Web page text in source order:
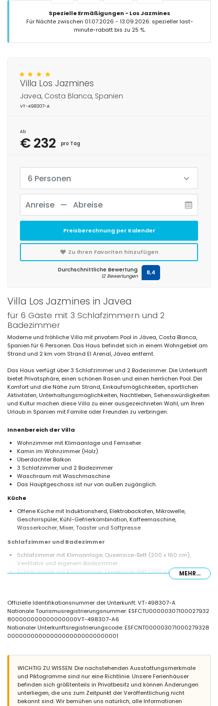
Spezielle Ermäßigungen - Los Jazmines
Für Nächte zwischen 01.07.2026 - 13.09.2026: spezieller last-
minute-rabatt bis zu 25 %.
Villa Los Jazmines in Javea
für 6 Gäste mit 3 Schlafzimmern und 2
Badezimmer
Moderne und fröhliche Villa mit privatem Pool in Jávea, Costa Blanca,
Spanien für 6 Personen. Das Haus befindet sich in einem Wohngebiet am
Strand und 2 km vom Strand El Arenal, Jávea entfernt.
Das Haus verfügt über 3 Schlafzimmer und 2 Badezimmer. Die Unterkunft
bietet Privatsphäre, einen schönen Rasen und einen herrlichen Pool. Der
Komfort und die Nähe zum Strand, Einkaufsmöglichkeiten, sportlichen
Aktivitäten, Unterhaltungsmöglichkeiten, Nachtleben, Sehenswürdigkeiten
und Kultur machen diese Villa zu einer ausgezeichneten Wahl, um Ihren
Urlaub in Spanien mit Familie oder Freunden zu verbringen.
Innenbereich der Villa
Wohnzimmer mit Klimaanlage und Fernseher
Kamin im Wohnzimmer (Holz)
Überdachter Balkon
3 Schlafzimmer und 2 Badezimmer
Waschraum mit Waschmaschine
Das Hauptgeschoss ist nur von außen zugänglich.
Küche
Offene Küche mit Induktionsherd, Elektrobackofen, Mikrowelle,
Geschirrspüler, Kühl-Gefrierkombination, Kaffeemaschine,
Wasserkocher, Mixer, Toaster und Saftpresse
Schlafzimmer und Badezimmer
Schlafzimmer mit Klimaanlage, Queensize-Bett (200 x 160 cm),
Ventilator und eigenem Badezimmer
Schlafzimmer mit Klimaanlage, Queensize-Bett (200 x 160 cm) und
Eigenes Badezimmer mit Einzelwaschbecken, Dusche und WC
Badezimmer mit Doppelwaschbecken, Dusche und WC
Außenbereich der Villa
Eingezäuntes Grundstück
Schöner Rasen mit Gartenmöbeln und Sonnenliegen
Überdachte Terrasse
Grill
Außendusche
Sitz- und Essbereich im Freien
2 private Parkplätze
MEHR...
Offizielle Identifikationsnummer der Unterkunft: VT-498307-A
Nationale Tourismusregistrierungsnummer: ESFCTU00000307100027932
800000000000000000VT-498307-A6
Nationaler Unterkunftsregistrierungscode: ESFCNT000003071000279328
00000000000000000000000000001
WICHTIG ZU WISSEN: Die nachstehenden Ausstattungsmerkmale
und Piktogramme sind nur eine Richtlinie. Unsere Ferienhäuser
befinden sich größtenteils in Privatbesitz und können Änderungen
unterliegen, die uns zum Zeitpunkt der Veröffentlichung nicht
bekannt sind. Wir bemühen uns natürlich, alle Informationen
Villa Los Jazmines
Javea, Costa Blanca, Spanien
VT-498307-A
Ab
€ 232 pro Tag
6 Personen
Preisberechnung per Kalender
Zu Ihren Favoriten hinzufügen
Durchschnittliche Bewertung
12 Bewertungen 8,4